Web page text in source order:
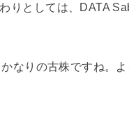
りとしては、DATA
なりの古株ですね。